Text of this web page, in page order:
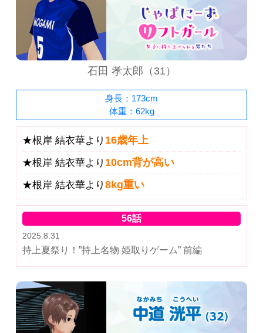
石田 孝太郎（31）
身長：173cm
体重：62kg
★根岸 結衣華より 16歳年上
★根岸 結衣華より 10cm背が高い
★根岸 結衣華より8kg重い
56話
2025.8.31
持上夏祭り！”持上名物 姫取りゲーム” 前編